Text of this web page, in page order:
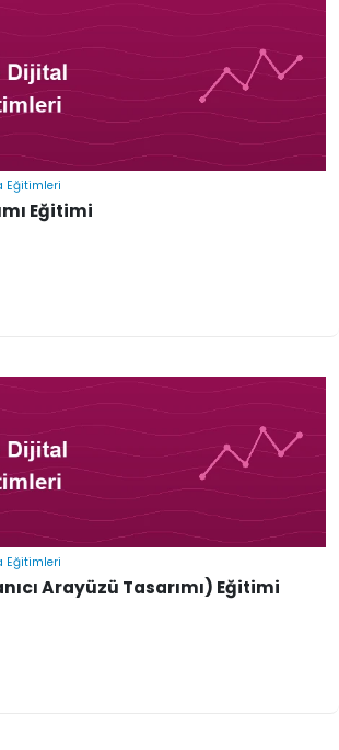
Eğitimleri
Eğitimi
Eğitimleri
Arayüzü Tasarımı) Eğitimi